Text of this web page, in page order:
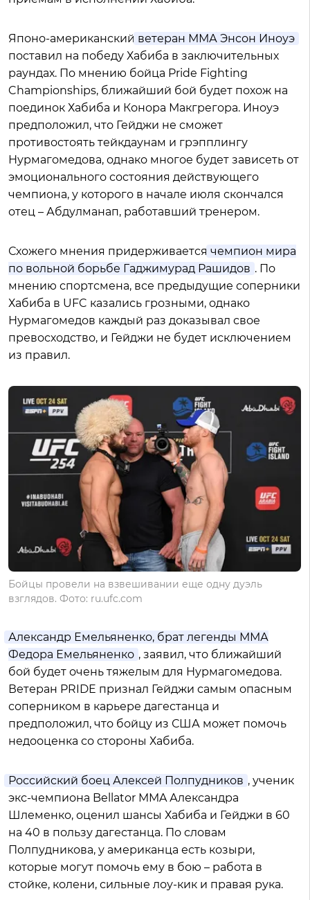
Японо-американский ветеран ММА Энсон Иноуэ
поставил на победу Хабиба в заключительных
раундах. По мнению бойца Pride Fighting
Championships, ближайший бой будет похож на
поединок Хабиба и Конора Макгрегора. Иноуэ
предположил, что Гейджи не сможет
противостоять тейкдаунам и грэпплингу
Нурмагомедова, однако многое будет зависеть от
эмоционального состояния действующего
чемпиона, у которого в начале июля скончался
отец – Абдулманап, работавший тренером.
Схожего мнения придерживается чемпион мира
по вольной борьбе Гаджимурад Рашидов . По
мнению спортсмена, все предыдущие соперники
Хабиба в UFC казались грозными, однако
Нурмагомедов каждый раз доказывал свое
превосходство, и Гейджи не будет исключением
из правил.
Бойцы провели на взвешивании еще одну дуэль
взглядов. Фото: ru.ufc.com
Александр Емельяненко, брат легенды ММА
Федора Емельяненко , заявил, что ближайший
бой будет очень тяжелым для Нурмагомедова.
Ветеран PRIDE признал Гейджи самым опасным
соперником в карьере дагестанца и
предположил, что бойцу из США может помочь
недооценка со стороны Хабиба.
Российский боец Алексей Полпудников , ученик
экс-чемпиона Bellator MMA Александра
Шлеменко, оценил шансы Хабиба и Гейджи в 60
на 40 в пользу дагестанца. По словам
Полпудникова, у американца есть козыри,
которые могут помочь ему в бою – работа в
стойке, колени, сильные лоу-кик и правая рука.